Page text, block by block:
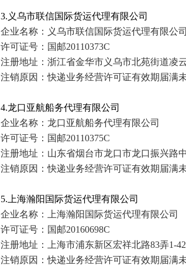
3.义乌市联信国际货运代理有限公司
企业名称：义乌市联信国际货运代理有限公司
许可证号：国邮20110373C
注册地址：浙江省金华市义乌市北苑街道凌
注销原因：快递业务经营许可证有效期 届满
4.龙口亚航船务代理有限公司
企业名称：龙口亚航船务代理有限公司
许可证号：国邮20110375C
注册地址：山东省烟台市龙口市龙口振兴路
注销原因：快递业务经营许可证有效期 届满
5.上海瀚阳国际货运代理有限公司
企业名称：上海瀚阳国际货运代理有限公司
许可证号：国邮20160698C
注册地址：上海市浦东新区宏祥北路83弄1-
注销原因：快递业务经营许可证有效期 届满